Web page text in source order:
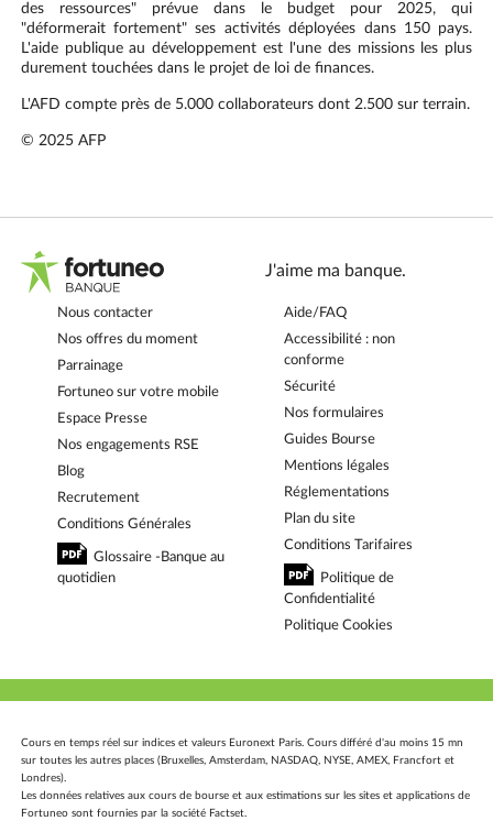
des ressources" prévue dans le budget pour 2025, qui
"déformerait fortement" ses activités déployées dans 150 pays.
L'aide publique au développement est l'une des missions les plus
durement touchées dans le projet de loi de finances.
L'AFD compte près de 5.000 collaborateurs dont 2.500 sur terrain.
© 2025 AFP
J'aime ma banque.
Nous contacter
Nos offres du moment
Parrainage
Fortuneo sur votre mobile
Espace Presse
Nos engagements RSE
Blog
Recrutement
Conditions Générales
Glossaire -Banque au
quotidien
Aide/FAQ
Accessibilité : non
conforme
Sécurité
Nos formulaires
Guides Bourse
Mentions légales
Réglementations
Plan du site
Conditions Tarifaires
Politique de
Confidentialité
Politique Cookies
Cours en temps réel sur indices et valeurs Euronext Paris. Cours différé d'au moins 15 mn
sur toutes les autres places (Bruxelles, Amsterdam, NASDAQ, NYSE, AMEX, Francfort et
Londres).
Les données relatives aux cours de bourse et aux estimations sur les sites et applications de
Fortuneo sont fournies par la société Factset.